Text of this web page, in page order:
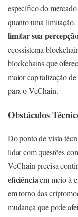
específico do
quanto uma limitação.
limitar sua
ecossistema
blockchains que
maior capitalização
para o VeChain.
Obstáculos
Do ponto de vista
lidar com questões
VeChain precisa
eficiênciaem meio à
em torno das
mudança que pode